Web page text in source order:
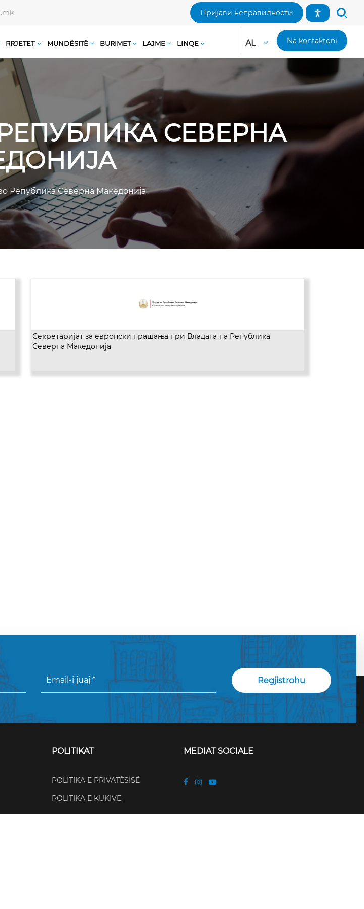
Пријави неправилности
RRJETET MUNDËSITË BURIMET LAJME LINQE AL Na kontaktoni
СЕВЕРНА
Република Северна Македонија
Секретаријат за европски прашања при Владата на Република
Северна Македонија
POLITIKAT
POLITIKA E PRIVATËSISË
POLITIKA E KUKIVE
QUALITY POLICY
MEDIAT SOCIALE